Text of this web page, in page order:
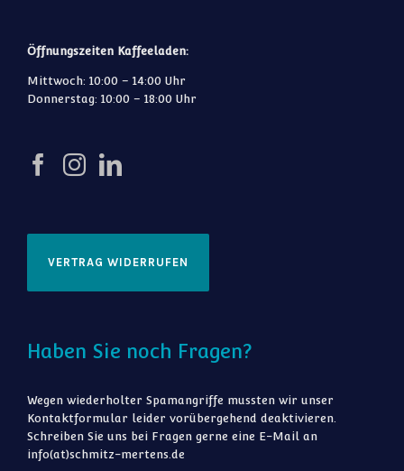
Öffnungszeiten Kaffeeladen:
Mittwoch: 10:00 – 14:00 Uhr
Donnerstag: 10:00 – 18:00 Uhr
VERTRAG WIDERRUFEN
Haben Sie noch Fragen?
Wegen wiederholter Spamangriffe mussten wir unser
Kontaktformular leider vorübergehend deaktivieren.
Schreiben Sie uns bei Fragen gerne eine E-Mail an
info(at)schmitz-mertens.de